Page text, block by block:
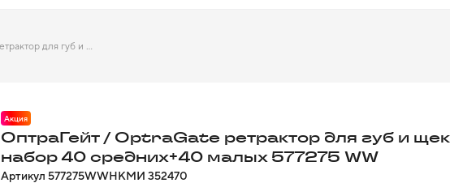
ОптраГейт / OptraGate ретрактор для губ и щек набор 40 средних+40 малых 577275 WW
Акция
ОптраГейт / OptraGate ретрактор для губ и щек
набор 40 средних+40 малых 577275 WW
Артикул 577275WWНКМИ 352470